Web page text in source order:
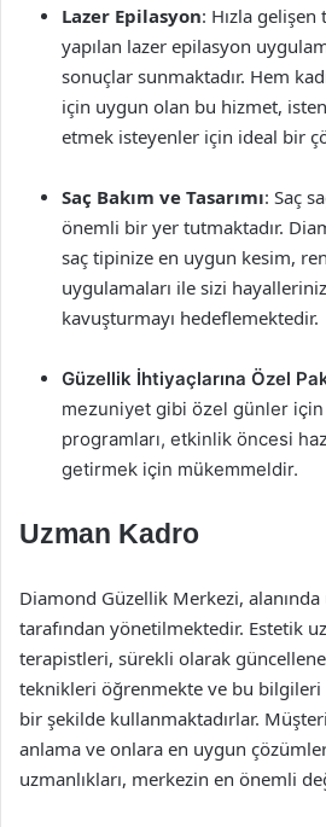
Lazer Epilasyon: Hızla
yapılan lazer epilasyon
sonuçlar sunmaktadır. Hem
için uygun olan bu hizmet,
etmek isteyenler için ideal bir
Saç Bakım ve Tasarımı: Saç
önemli bir yer tutmaktadır.
saç tipinize en uygun kesim,
uygulamaları ile sizi
kavuşturmayı hedeflemektedir.
Güzellik İhtiyaçlarına Özel
mezuniyet gibi özel günler
programları, etkinlik öncesi
getirmek için mükemmeldir.
Uzman Kadro
Diamond Güzellik Merkezi,
tarafından yönetilmektedir. Estetik
terapistleri, sürekli olarak
teknikleri öğrenmekte ve bu bilgileri
bir şekilde kullanmaktadırlar.
anlama ve onlara en uygun
uzmanlıkları, merkezin en önemli